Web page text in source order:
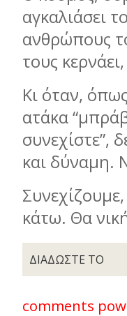
αγκαλιάσει
ανθρώπους
τους
Κι όταν,
ατάκα
συνεχίστε”,
και δύναµη.
κάτω. Θα
ΔΙΑΔΩΣΤΕ ΤΟ
comments